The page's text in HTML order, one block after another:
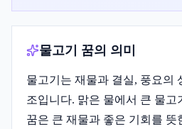
물고기 꿈의 의미
물고기는 재물과 결실, 풍요의
조입니다. 맑은 물에서 큰 물고
꿈은 큰 재물과 좋은 기회를 뜻